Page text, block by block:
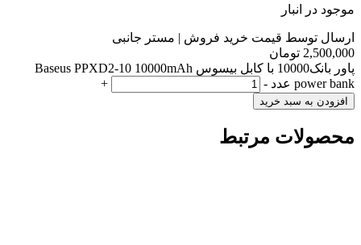
موجود در انبار
ارسال توسط قیمت خرید فروش | مستر جانبی
2,500,000 تومان
پاور بانک10000 با کابل بیسوس Baseus PPXD2-10 10000mAh
power bank عدد
-
+
افزودن به سبد خرید
محصولات مرتبط